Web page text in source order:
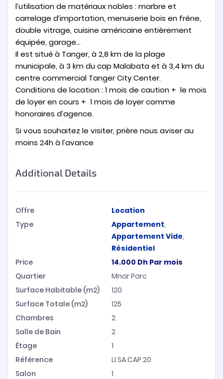
l’utilisation de matériaux nobles : marbre et
carrelage d’importation, menuiserie bois en frêne,
double vitrage, cuisine américaine entièrement
équipée, garage…
Il est situé à Tanger, à 2,8 km de la plage
municipale, à 3 km du cap Malabata et à 3,4 km du
centre commercial Tanger City Center.
Conditions de location : 1 mois de caution + le mois
de loyer en cours + 1 mois de loyer comme
honoraires d’agence.
Si vous souhaitez le visiter, prière nous aviser au
moins 24h à l’avance
Additional Details
Offre
Location
Type
Appartement,
Appartement Vide,
Résidentiel
Price
14.000 Dh Par mois
Quartier
Mnar Parc
Surface Habitable (m2)
120
Surface Totale (m2)
125
Chambres
2
Salle de Bain
2
Étage
1
Référence
LI.SA.CAP.20
Salon
1